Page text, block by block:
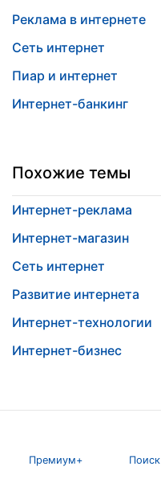
Реклама в интернете
Сеть интернет
Пиар и интернет
Интернет-банкинг
Похожие темы
Интернет-реклама
Интернет-магазин
Сеть интернет
Развитие интернета
Интернет-технологии
Интернет-бизнес
Премиум+ Поиск